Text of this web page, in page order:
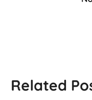
Related